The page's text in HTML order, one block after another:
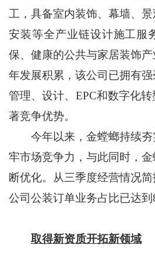
工，具备室内装饰、幕墙、
安装等全产业链设计施工服
保、健康的公共与家居装饰
年发展积累，该公司已拥有
管理、设计、EPC和数字化
著竞争优势。
今年以来，金螳螂持续夯
牢市场竞争力，与此同时，
断优化。从三季度经营情况
公司公装订单业务占比已达到
取得新资质开拓新领域